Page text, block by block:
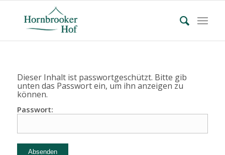
Dieser Inhalt ist passwortgeschützt. Bitte gib
unten das Passwort ein, um ihn anzeigen zu
können.
Passwort: